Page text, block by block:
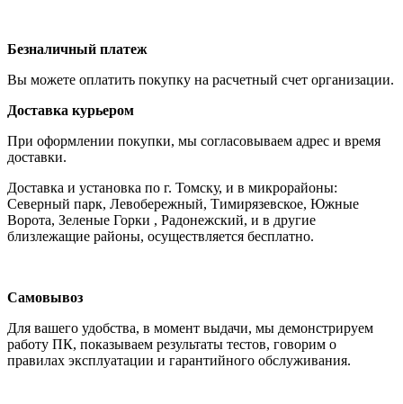
Безналичный платеж
Вы можете оплатить покупку на расчетный счет организации.
Доставка курьером
При оформлении покупки, мы согласовываем адрес и время
доставки.
Доставка и установка по г. Томску, и в микрорайоны:
Северный парк, Левобережный, Тимирязевское, Южные
Ворота, Зеленые Горки , Радонежский, и в другие
близлежащие районы, осуществляется бесплатно.
Самовывоз
Для вашего удобства, в момент выдачи, мы демонстрируем
работу ПК, показываем результаты тестов, говорим о
правилах эксплуатации и гарантийного обслуживания.